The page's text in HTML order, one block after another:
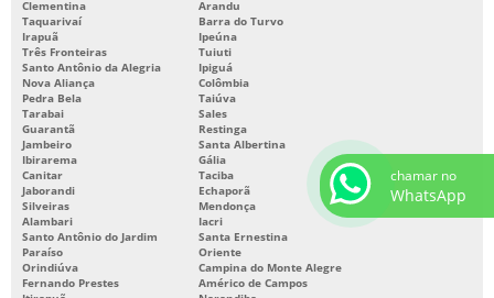
Clementina
Arandu
Taquarivaí
Barra do Turvo
Irapuã
Ipeúna
Três Fronteiras
Tuiuti
Santo Antônio da Alegria
Ipiguá
Nova Aliança
Colômbia
Pedra Bela
Taiúva
Tarabai
Sales
Guarantã
Restinga
Jambeiro
Santa Albertina
Ibirarema
Gália
Canitar
Taciba
Jaborandi
Echaporã
Silveiras
Mendonça
Alambari
Iacri
Santo Antônio do Jardim
Santa Ernestina
Paraíso
Oriente
Orindiúva
Campina do Monte Alegre
Fernando Prestes
Américo de Campos
chamar no
WhatsApp